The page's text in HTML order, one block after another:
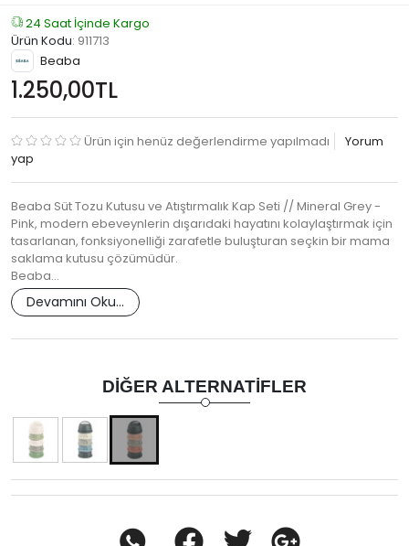
24 Saat İçinde Kargo
Ürün Kodu: 911713
Beaba
1.250,00TL
Ürün için henüz değerlendirme yapılmadı
Yorum
yap
Beaba Süt Tozu Kutusu ve Atıştırmalık Kap Seti // Mineral Grey -
Pink, modern ebeveynlerin dışarıdaki hayatını kolaylaştırmak için
tasarlanan, fonksiyonelliği zarafetle buluşturan seçkin bir mama
saklama kutusu çözümüdür.
Beaba…
Devamını Oku...
DIĞER ALTERNATIFLER